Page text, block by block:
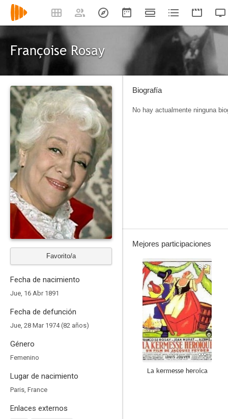
Françoise Rosay
Favorito/a
Fecha de nacimiento
Jue, 16 Abr 1891
Fecha de defunción
Jue, 28 Mar 1974 (82 años)
Género
Femenino
Lugar de nacimiento
Paris, France
Enlaces externos
Biografía
No hay actualmente ninguna
Mejores participaciones
8.5
La kermesse heroica